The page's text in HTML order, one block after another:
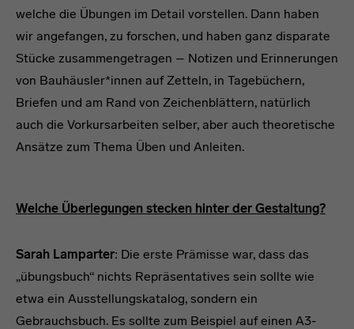
welche die Übungen im Detail vorstellen. Dann haben
wir angefangen, zu forschen, und haben ganz disparate
Stücke zusammengetragen – Notizen und Erinnerungen
von Bauhäusler*innen auf Zetteln, in Tagebüchern,
Briefen und am Rand von Zeichenblättern, natürlich
auch die Vorkursarbeiten selber, aber auch theoretische
Ansätze zum Thema Üben und Anleiten.
Welche Überlegungen stecken hinter der Gestaltung?
Sarah Lamparter: Die erste Prämisse war, dass das
„übungsbuch“ nichts Repräsentatives sein sollte wie
etwa ein Ausstellungskatalog, sondern ein
Gebrauchsbuch. Es sollte zum Beispiel auf einen A3-